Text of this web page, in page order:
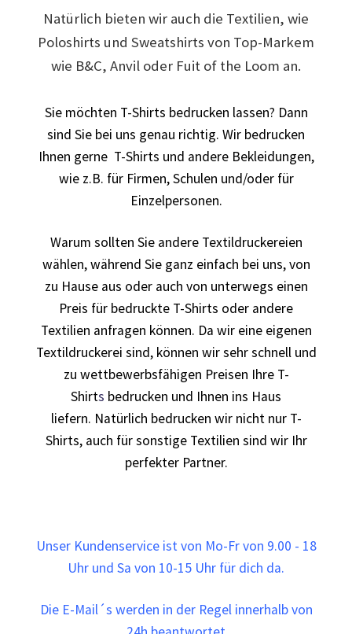
Arbeitskleidung bedrucken Niedersachsen – Firmenlogo
Arbeitskleidung bedrucken Oldenburg – Firmenlogo
Arbeitskleidung bedrucken Osnabrück – Firmenlogo
Arbeitskleidung BEDRUCKEN SCHORNDORF /
Berufsbekleidung
Arbeitskleidung BEDRUCKEN Sindelfingen /
Berufsbekleidung
Arbeitskleidung BEDRUCKEN STUTTGART /
Berufsbekleidung
Arbeitskleidung BEDRUCKEN WAIBLINGEN /
Berufsbekleidung
Arbeitskleidung bedrucken Wilhelmshaven – Firmenlogo
Arbeitsshirts bedrucken – Arbeitskleidung
Ärzte T Shirts Kaufen – Motive selber gestalten und
Natürlich bieten wir auch die Textilien, wie
Poloshirts und Sweatshirts von Top-Markem
wie B&C, Anvil oder Fuit of the Loom an.
Sie möchten T-Shirts bedrucken lassen? Dann
sind Sie bei uns genau richtig. Wir bedrucken
Ihnen gerne T-Shirts und andere Bekleidungen,
wie z.B. für Firmen, Schulen und/oder für
Einzelpersonen.
Warum sollten Sie andere Textildruckereien
wählen, während Sie ganz einfach bei uns, von
zu Hause aus oder auch von unterwegs einen
Preis für bedruckte T-Shirts oder andere
Textilien anfragen können. Da wir eine eigenen
Textildruckerei sind, können wir sehr schnell und
zu wettbewerbsfähigen Preisen Ihre T-
Shirts bedrucken und Ihnen ins Haus
liefern. Natürlich bedrucken wir nicht nur T-
Shirts, auch für sonstige Textilien sind wir Ihr
perfekter Partner.
Unser Kundenservice ist von Mo-Fr von 9.00 - 18
Uhr und Sa von 10-15 Uhr für dich da.
Die E-Mail´s werden in der Regel innerhalb von